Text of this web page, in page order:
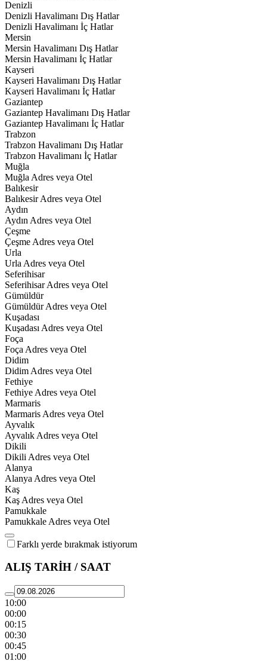
Denizli
Denizli Havalimanı Dış Hatlar
Denizli Havalimanı İç Hatlar
Mersin
Mersin Havalimanı Dış Hatlar
Mersin Havalimanı İç Hatlar
Kayseri
Kayseri Havalimanı Dış Hatlar
Kayseri Havalimanı İç Hatlar
Gaziantep
Gaziantep Havalimanı Dış Hatlar
Gaziantep Havalimanı İç Hatlar
Trabzon
Trabzon Havalimanı Dış Hatlar
Trabzon Havalimanı İç Hatlar
Muğla
Muğla Adres veya Otel
Balıkesir
Balıkesir Adres veya Otel
Aydın
Aydın Adres veya Otel
Çeşme
Çeşme Adres veya Otel
Urla
Urla Adres veya Otel
Seferihisar
Seferihisar Adres veya Otel
Gümüldür
Gümüldür Adres veya Otel
Kuşadası
Kuşadası Adres veya Otel
Foça
Foça Adres veya Otel
Didim
Didim Adres veya Otel
Fethiye
Fethiye Adres veya Otel
Marmaris
Marmaris Adres veya Otel
Ayvalık
Ayvalık Adres veya Otel
Dikili
Dikili Adres veya Otel
Alanya
Alanya Adres veya Otel
Kaş
Kaş Adres veya Otel
Pamukkale
Pamukkale Adres veya Otel
Farklı yerde bırakmak istiyorum
ALIŞ TARİH / SAAT
10:00
00:00
00:15
00:30
00:45
01:00